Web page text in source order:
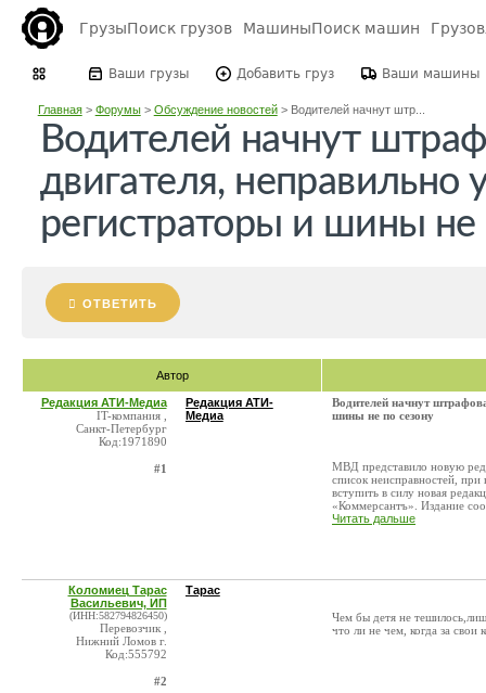
ГрузыПоиск грузов МашиныПоиск машин
Ваши грузы Добавить груз Ваши машины
Главная> Форумы> Обсуждение новостей> Водителей начнут штр...
Водителей начнут
двигателя, неправильно
регистраторы и шины не
ОТВЕТИТЬ
Автор
Редакция АТИ-Медиа
IT-компания ,
Санкт-Петербург
Код:1971890
#1
Редакция АТИ-
Медиа
Водителей начнут
шины не по сезону
МВД представило новую
список неисправностей,
вступить в силу новая
«Коммерсантъ». Издание
Читать дальше
Коломиец Тарас
Васильевич, ИП
(ИНН:582794826450)
Перевозчик ,
Нижний Ломов г.
Код:555792
#2
Тарас
Чем бы детя не
что ли не чем, когда за свои